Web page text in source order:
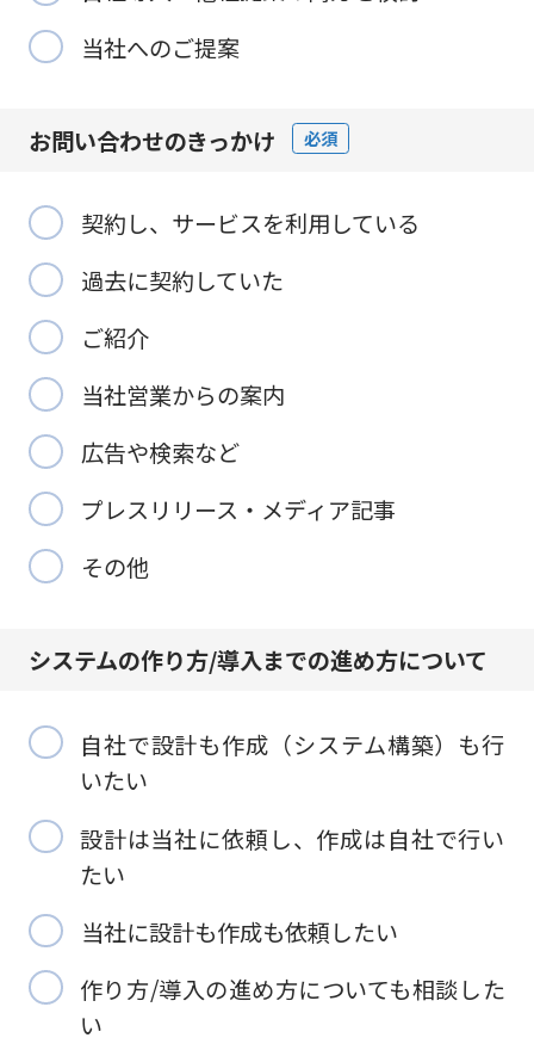
当社へのご提案
お問い合わせのきっかけ 必須
契約し、サービスを利用している
過去に契約していた
ご紹介
当社営業からの案内
広告や検索など
プレスリリース・メディア記事
その他
システムの作り方/導入までの進め方について
自社で設計も作成（システム構築）も行
いたい
設計は当社に依頼し、作成は自社で行い
たい
当社に設計も作成も依頼したい
作り方/導入の進め方についても相談した
い